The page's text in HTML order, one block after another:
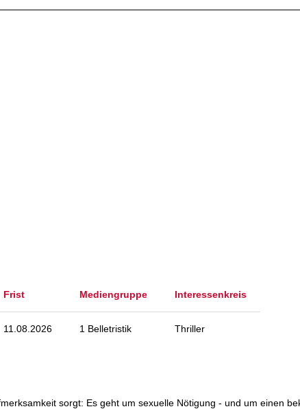
Frist Mediengruppe Interessenkreis
11.08.2026 1 Belletristik Thriller
sorgt: Es geht um sexuelle Nötigung - und um einen